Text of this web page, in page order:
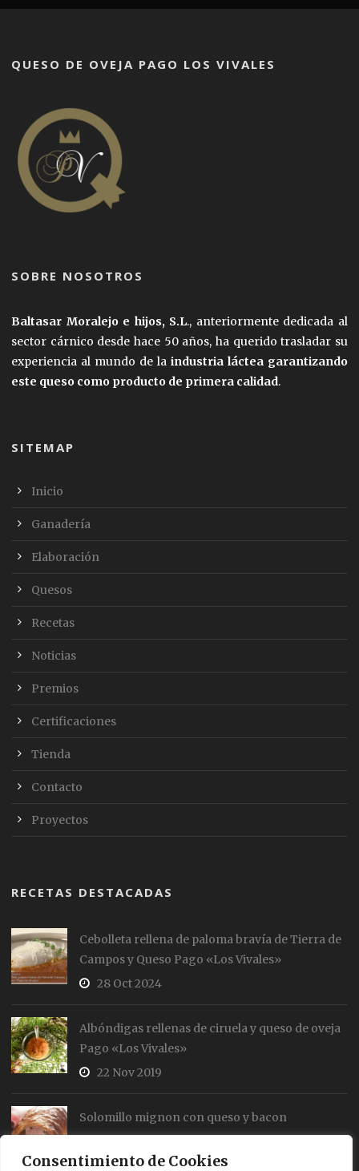
Consentimiento de Cookies
QUESO DE OVEJA PAGO LOS VIVALES
SOBRE NOSOTROS
Baltasar Moralejo e hijos, S.L., anteriormente dedicada al
sector cárnico desde hace 50 años, ha querido trasladar su
experiencia al mundo de la industria láctea garantizando
este queso como producto de primera calidad.
SITEMAP
Inicio
Ganadería
Elaboración
Quesos
Recetas
Noticias
Premios
Certificaciones
Tienda
Contacto
Proyectos
RECETAS DESTACADAS
Cebolleta rellena de paloma bravía de Tierra de
Campos y Queso Pago «Los Vivales»
28 Oct 2024
Albóndigas rellenas de ciruela y queso de oveja
Pago «Los Vivales»
22 Nov 2019
Solomillo mignon con queso y bacon